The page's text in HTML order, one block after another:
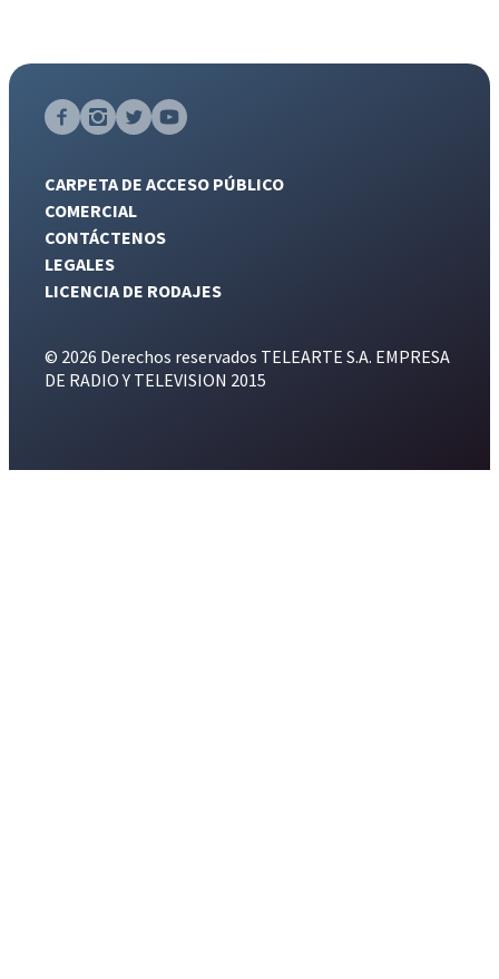
CARPETA DE ACCESO PÚBLICO
COMERCIAL
CONTÁCTENOS
LEGALES
LICENCIA DE RODAJES
© 2026 Derechos reservados TELEARTE S.A. EMPRESA
DE RADIO Y TELEVISION 2015